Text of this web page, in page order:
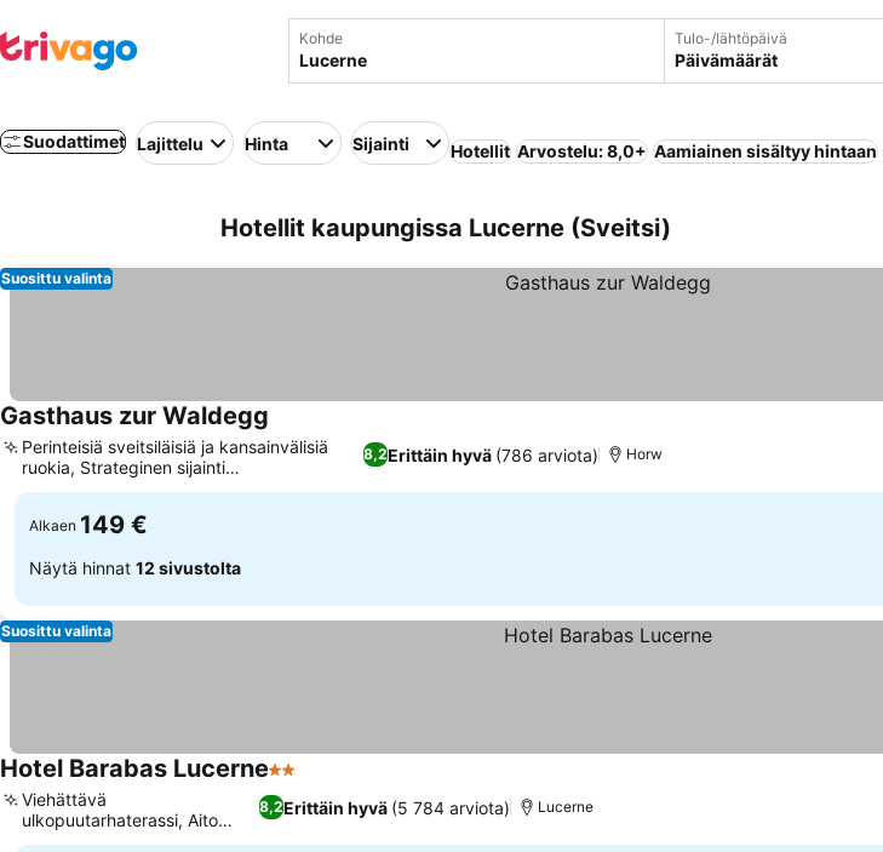
Kohde Tulo-/lähtöpäivä
Päivämäärät
Suodattimet Lajittelu Hinta Sijainti Hotellit Arvostelu: 8,0+ Aamiainen sisältyy hintaan
Hotellit kaupungissa Lucerne (Sveitsi)
Suosittu valinta
Gasthaus zur Waldegg
8,2Erittäin hyvä (786 arviota)
Perinteisiä sveitsiläisiä ja kansainvälisiä
ruokia, Strateginen sijainti
messukeskuksen lähellä
Horw
Alkaen 149 €
Näytä hinnat 12 sivustolta
Suosittu valinta
Hotel Barabas Lucerne2 Tähtiluokitus
8,2Erittäin hyvä (5 784 arviota)
Viehättävä
ulkopuutarhaterassi, Aito
vankisellikokemus
Lucerne